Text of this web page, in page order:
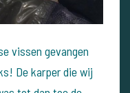
vissen gevangen
De karper die wij